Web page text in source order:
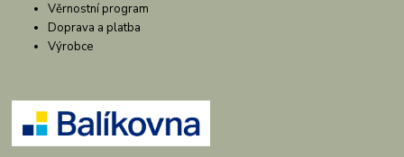
Věrnostní program
Doprava a platba
Výrobce